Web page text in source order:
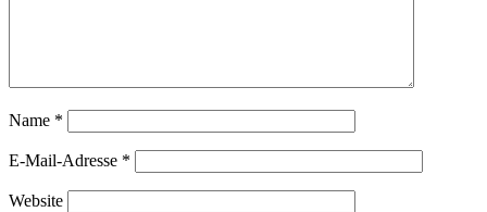
Name *
E-Mail-Adresse *
Website